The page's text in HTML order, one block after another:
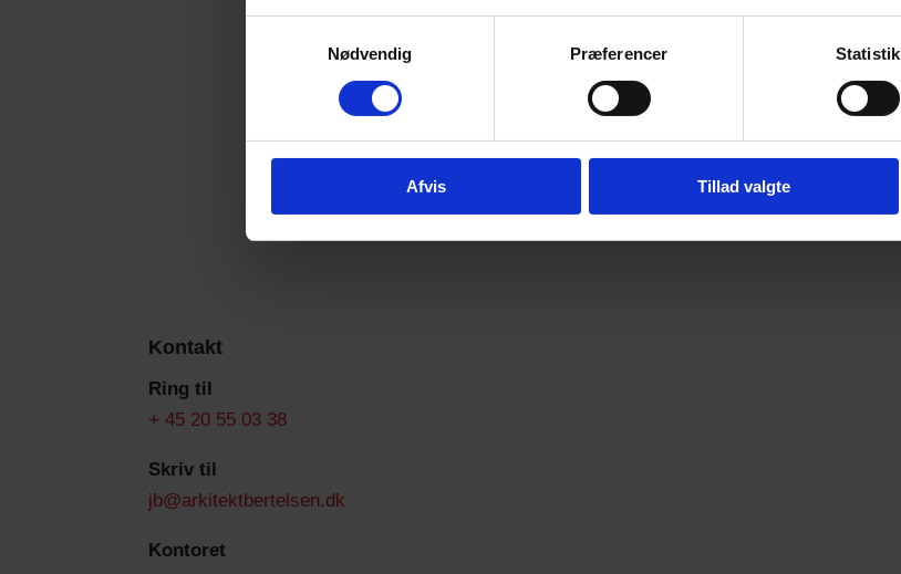
Nødvendig
Præferencer Statistik
Afvis Tillad valgte
befæstede og mest spektakulære af
Blåtands fem ringborge.
Kontakt
Ring til
+ 45 20 55 03 38
Skriv til
jb@arkitektbertelsen.dk
Kontoret